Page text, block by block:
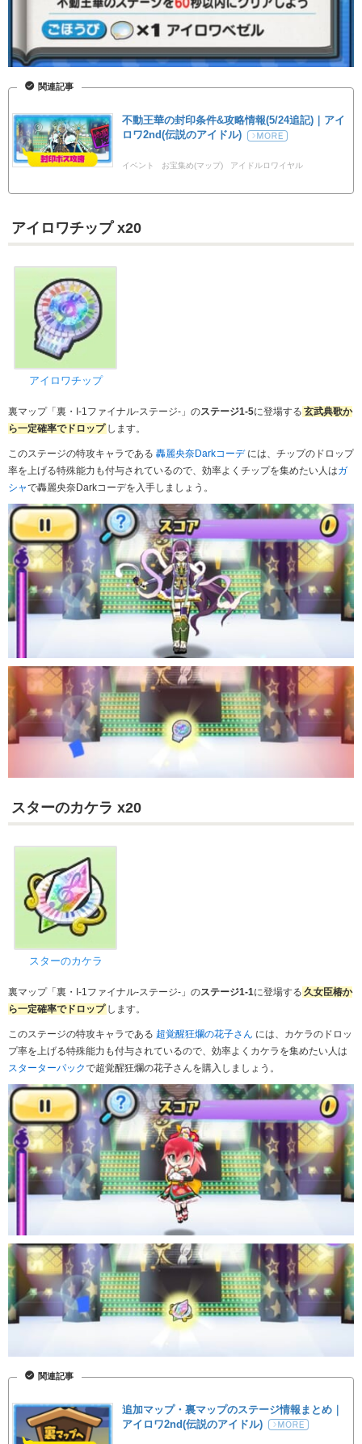
関連記事
不動王華の封印条件&攻略情報(5/24追記)｜アイ
ロワ2nd(伝説のアイドル)
イベント お宝集め(マップ) アイドルロワイヤル
アイロワチップ x20
アイロワチップ
裏マップ「裏・I-1ファイナル-ステージ-」のステージ1-5に登場する 玄武典歌か
ら一定確率でドロップ します。
このステージの特攻キャラである 轟麗央奈Darkコーデ には、チップのドロップ
率を上げる特殊能力も付与されているので、効率よくチップを集めたい人はガ
シャで轟麗央奈Darkコーデを入手しましょう。
スターのカケラ x20
スターのカケラ
裏マップ「裏・I-1ファイナル-ステージ-」のステージ1-1に登場する 久女臣椿か
ら一定確率でドロップ します。
このステージの特攻キャラである 超覚醒狂爛の花子さん には、カケラのドロッ
プ率を上げる特殊能力も付与されているので、効率よくカケラを集めたい人は
スターターパックで超覚醒狂爛の花子さんを購入しましょう。
関連記事
追加マップ・裏マップのステージ情報まとめ｜
アイロワ2nd(伝説のアイドル)